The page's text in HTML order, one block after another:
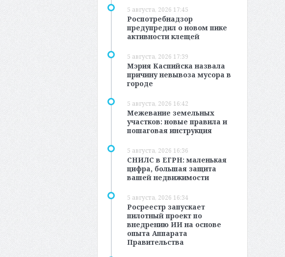
5 августа, 2026 17:45
Роспотребнадзор
предупредил о новом пике
активности клещей
5 августа, 2026 17:39
Мэрия Каспийска назвала
причину невывоза мусора в
городе
5 августа, 2026 16:42
Межевание земельных
участков: новые правила и
пошаговая инструкция
5 августа, 2026 16:36
СНИЛС в ЕГРН: маленькая
цифра, большая защита
вашей недвижимости
5 августа, 2026 16:34
Росреестр запускает
пилотный проект по
внедрению ИИ на основе
опыта Аппарата
Правительства